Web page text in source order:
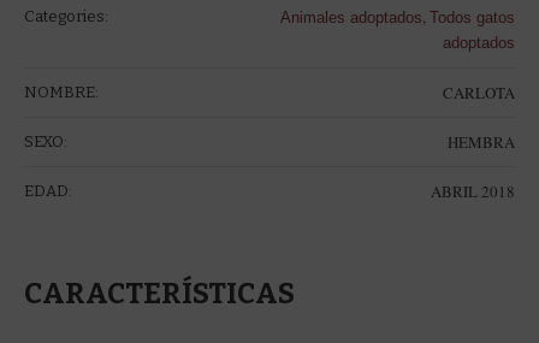
Categories: Animales adoptados Todos gatos
adoptados
NOMBRE: CARLOTA
SEXO: HEMBRA
EDAD: ABRIL 2018
CARACTERÍSTICAS